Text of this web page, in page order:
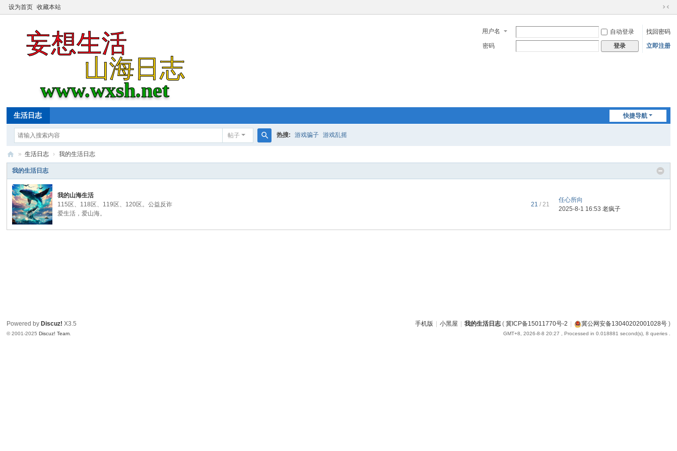
设为首页 收藏本站
切
到
窄
用户名 自动登录
找回密码
密码
登录 立即注册
快捷导航
生活日志
帖子
索
热搜: 游戏骗子 游戏乱摇
我
的
生
活
日
» 生活日志 › 我的生活日志
我的生活日志
我的山海生活
115区、118区、119区、120区。公益反诈
爱生活，爱山海。
21 / 21
任心所向
2025-8-1 16:53老疯子
手机版 小黑屋 我的生活日志( 冀ICP备15011770号-2 冀公网安备13040202001028号)
GMT+8, 2026-8-8 20:27 , Processed in 0.018881 second(s), 8 queries .
Powered by Discuz! X3.5
© 2001-2025Discuz! Team